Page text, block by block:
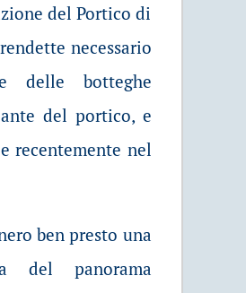
del Portico di
necessario
delle botteghe
del portico, e
recentemente nel
ben presto una
del panorama